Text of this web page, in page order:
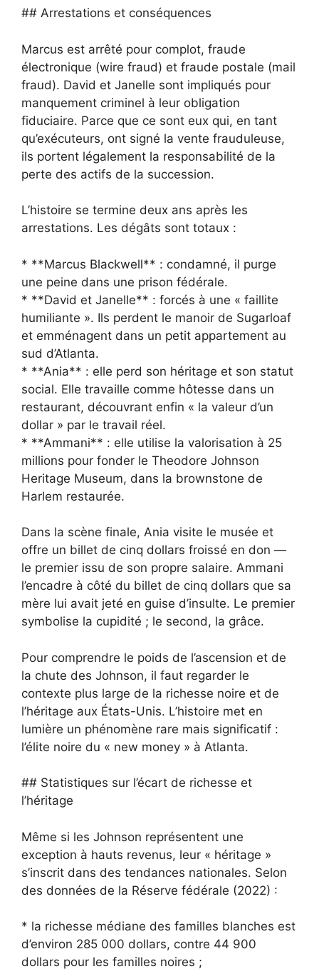
## Arrestations et conséquences
Marcus est arrêté pour complot, fraude
électronique (wire fraud) et fraude postale (mail
fraud). David et Janelle sont impliqués pour
manquement criminel à leur obligation
fiduciaire. Parce que ce sont eux qui, en tant
qu’exécuteurs, ont signé la vente frauduleuse,
ils portent légalement la responsabilité de la
perte des actifs de la succession.
L’histoire se termine deux ans après les
arrestations. Les dégâts sont totaux :
* **Marcus Blackwell** : condamné, il purge
une peine dans une prison fédérale.
* **David et Janelle** : forcés à une « faillite
humiliante ». Ils perdent le manoir de Sugarloaf
et emménagent dans un petit appartement au
sud d’Atlanta.
* **Ania** : elle perd son héritage et son statut
social. Elle travaille comme hôtesse dans un
restaurant, découvrant enfin « la valeur d’un
dollar » par le travail réel.
* **Ammani** : elle utilise la valorisation à 25
millions pour fonder le Theodore Johnson
Heritage Museum, dans la brownstone de
Harlem restaurée.
Dans la scène finale, Ania visite le musée et
offre un billet de cinq dollars froissé en don —
le premier issu de son propre salaire. Ammani
l’encadre à côté du billet de cinq dollars que sa
mère lui avait jeté en guise d’insulte. Le premier
symbolise la cupidité ; le second, la grâce.
Pour comprendre le poids de l’ascension et de
la chute des Johnson, il faut regarder le
contexte plus large de la richesse noire et de
l’héritage aux États-Unis. L’histoire met en
lumière un phénomène rare mais significatif :
l’élite noire du « new money » à Atlanta.
## Statistiques sur l’écart de richesse et
l’héritage
Même si les Johnson représentent une
exception à hauts revenus, leur « héritage »
s’inscrit dans des tendances nationales. Selon
des données de la Réserve fédérale (2022) :
* la richesse médiane des familles blanches est
d’environ 285 000 dollars, contre 44 900
dollars pour les familles noires ;